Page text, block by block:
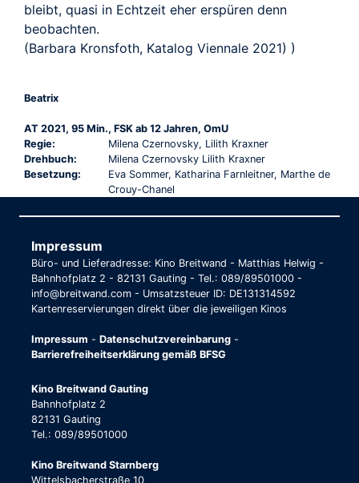
bleibt, quasi in Echtzeit eher erspüren denn
beobachten.
(Barbara Kronsfoth, Katalog Viennale 2021) )
Beatrix
AT 2021, 95 Min., FSK ab 12 Jahren, OmU
Regie:
Milena Czernovsky, Lilith Kraxner
Drehbuch:
Milena Czernovsky Lilith Kraxner
Besetzung:
Eva Sommer, Katharina Farnleitner, Marthe de
Crouy-Chanel
Impressum
Büro- und Lieferadresse: Kino Breitwand - Matthias Helwig -
Bahnhofplatz 2 - 82131 Gauting - Tel.: 089/89501000 -
info@breitwand.com - Umsatzsteuer ID: DE131314592
Kartenreservierungen direkt über die jeweiligen Kinos
Impressum - Datenschutzvereinbarung -
Barrierefreiheitserklärung gemäß BFSG
Kino Breitwand Gauting
Bahnhofplatz 2
82131 Gauting
Tel.: 089/89501000
Kino Breitwand Starnberg
Wittelsbacherstraße 10